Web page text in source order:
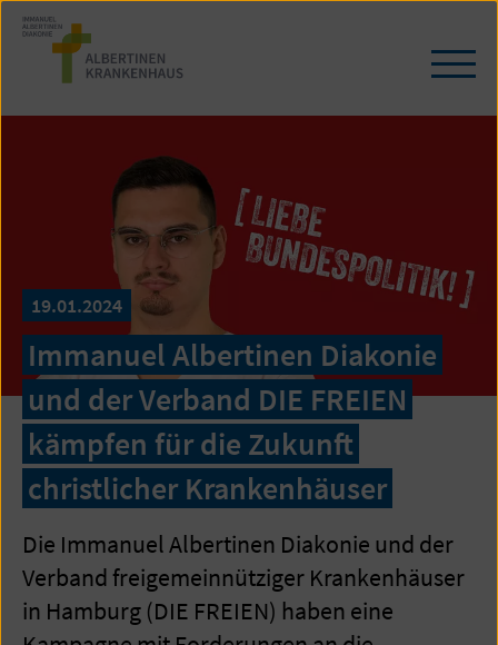
Zum
Seiteninhalt
springen
/
19.01.2024
Immanuel Albertinen Diakonie
und der Verband DIE FREIEN
kämpfen für die Zukunft
christlicher Krankenhäuser
Die Immanuel Albertinen Diakonie und der
Verband freigemeinnütziger Krankenhäuser
in Hamburg (DIE FREIEN) haben eine